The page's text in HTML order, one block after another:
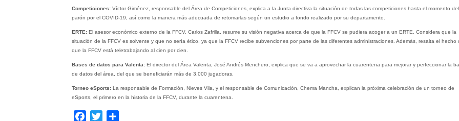
Competiciones:Víctor Giménez, responsable del Área de Competiciones, explica a la Junta directiva la situación de todas las competiciones hasta el momento del
parón por el COVID-19, así como la manera más adecuada de retomarlas según un estudio a fondo realizado por su departamento.
ERTE:El asesor económico externo de la FFCV, Carlos Zafrilla, resume su visión negativa acerca de que la FFCV se pudiera acoger a un ERTE. Considera que la
situación de la FFCV es solvente y que no sería ético, ya que la FFCV recibe subvenciones por parte de las diferentes administraciones. Además, resalta el hecho
que la FFCV está teletrabajando al cien por cien.
Bases de datos para Valenta:El director del Área Valenta, José Andrés Menchero, explica que se va a aprovechar la cuarentena para mejorar y perfeccionar la
de datos del área, del que se beneficiarán más de 3.000 jugadoras.
Torneo eSports:La responsable de Formación, Nieves Vila, y el responsable de Comunicación, Chema Mancha, explican la próxima celebración de un torneo de
eSports, el primero en la historia de la FFCV, durante la cuarentena.
Facebook
Twitter